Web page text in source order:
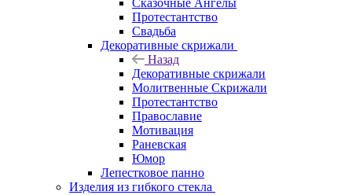
Сказочные Ангелы
Протестантство
Свадьба
Декоративные скрижали
Назад
Декоративные скрижали
Молитвенные Скрижали
Протестантство
Православие
Мотивация
Раневская
Юмор
Лепестковое панно
Изделия из гибкого стекла